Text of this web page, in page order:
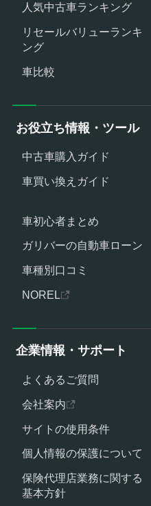
人気中古車ランキング
リセールバリューランキ
ング
車比較
お役立ち情報・ツール
中古車購入ガイド
車買い換えガイド
車初心者まとめ
ガリバーの自動車ローン
車種別口コミ
NOREL
企業情報・サポート
よくあるご質問
会社案内
サイトの使用条件
個人情報の保護について
保険代理店業務に関する
基本方針